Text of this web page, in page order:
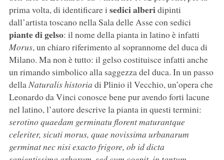
prima volta, di identificare i sedici alberidipinti
dall’artista toscano nella Sala delle Asse con sedici
piante di gelso: il nome della pianta in latino è infatti
Morus, un chiaro riferimento al soprannome del duca di
Milano. Ma non è tutto: il gelso costituisce infatti anche
un rimando simbolico alla saggezza del duca. In un passo
dellaNaturalis historia di Plinio il Vecchio, un’opera che
Leonardo da Vinci conosce bene pur avendo forti lacune
nel latino, l’autore descrive la pianta in questi termini:
serotino quaedam germinatu florent maturantque
celeriter, sicuti morus, quae novissima urbanarum
germinat nec nisi exacto frigore, ob id dicta